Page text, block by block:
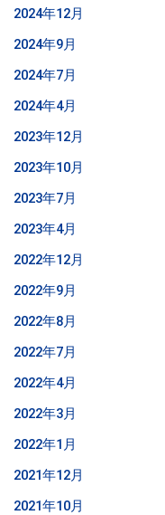
2024年12月
2024年9月
2024年7月
2024年4月
2023年12月
2023年10月
2023年7月
2023年4月
2022年12月
2022年9月
2022年8月
2022年7月
2022年4月
2022年3月
2022年1月
2021年12月
2021年10月